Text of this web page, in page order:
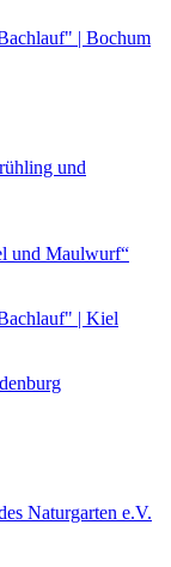
| Bochum
und
und Maulwurf“
| Kiel
Naturgarten e.V.